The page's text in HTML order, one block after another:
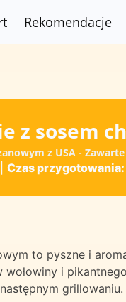
Rekomendacje
z sosem
z USA -
Czas przygotowania:
to pyszne i
wołowiny i
grillowaniu.